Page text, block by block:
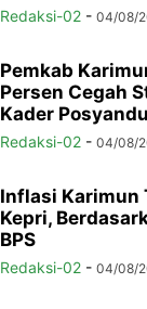
Redaksi-02 - 04/08/
Pemkab
Persen Cegah
Kader Posyandu
Redaksi-02 - 04/08/
Inflasi Karimun
Kepri,
BPS
Redaksi-02 - 04/08/